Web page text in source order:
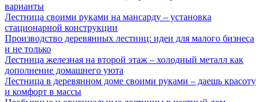
варианты
Лестница своими руками на мансарду – установка
стационарной конструкции
Производство деревянных лестниц: идеи для малого бизнеса
и не только
Лестница железная на второй этаж – холодный металл как
дополнение домашнего уюта
Лестница в деревянном доме своими руками – даешь красоту
и комфорт в массы